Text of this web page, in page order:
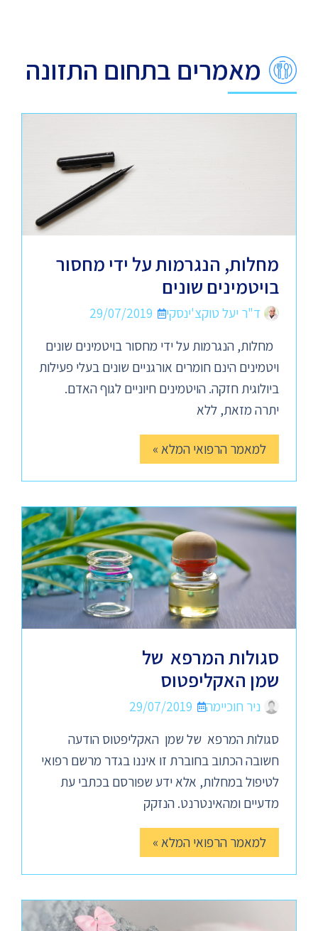
מאמרים בתחום התזונה
מחלות, הנגרמות על ידי מחסור
בויטמינים שונים
ד"ר יעל טוקצ'ינסקי
29/07/2019
מחלות, הנגרמות על ידי מחסור בויטמינים שונים
ויטמינים הינם חומרים אורגניים שונים בעלי פעילות
ביולוגית חזקה. הויטמינים חיוניים לגוף האדם.
יתרה מזאת, ללא
למאמר הרפואי המלא »
סגולות המרפא של
שמן האקליפטוס
ניר חוכיימה
29/07/2019
סגולות המרפא של שמן האקליפטוס הודעה
חשובה הכתוב בחוברת זו איננו בגדר מרשם רפואי
לטיפול במחלות, אלא ידע שפורסם בכתבי עת
מדעיים ומהאינטרנט. הנזקק
למאמר הרפואי המלא »